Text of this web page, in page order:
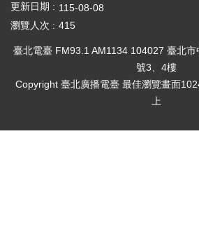
更新日期
115-08-08
瀏覽人次
415
臺北電臺 FM93.1 AM1134 104027 臺北
號3、4樓
Copyright 臺北廣播電臺 最佳瀏覽畫面
上